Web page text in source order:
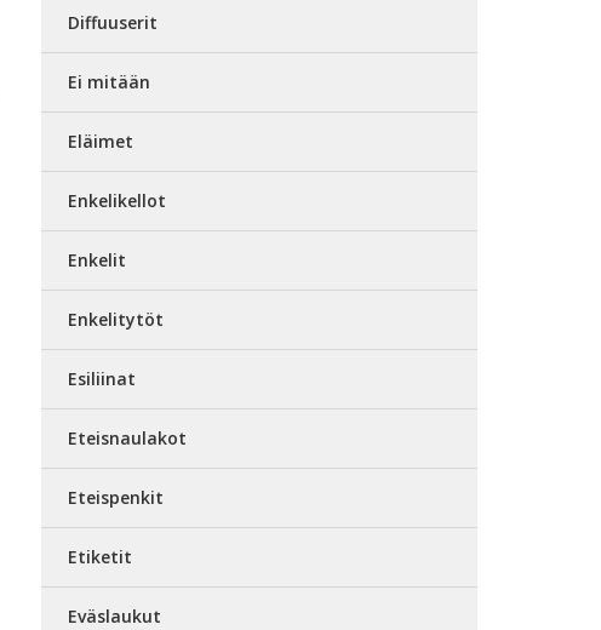
Diffuuserit
Ei mitään
Eläimet
Enkelikellot
Enkelit
Enkelitytöt
Esiliinat
Eteisnaulakot
Eteispenkit
Etiketit
Eväslaukut